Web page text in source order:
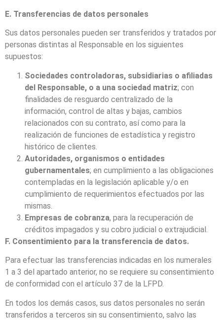
E. Transferencias de datos personales
Sus datos personales pueden ser transferidos y tratados por
personas distintas al Responsable en los siguientes
supuestos:
Sociedades controladoras, subsidiarias o afiliadas
del Responsable, o a una sociedad matriz; con
finalidades de resguardo centralizado de la
información, control de altas y bajas, cambios
relacionados con su contrato, así como para la
realización de funciones de estadística y registro
histórico de clientes.
Autoridades, organismos o entidades
gubernamentales; en cumplimiento a las obligaciones
contempladas en la legislación aplicable y/o en
cumplimiento de requerimientos efectuados por las
mismas.
Empresas de cobranza, para la recuperación de
créditos impagados y su cobro judicial o extrajudicial.
F. Consentimiento para la transferencia de datos.
Para efectuar las transferencias indicadas en los numerales
1 a 3 del apartado anterior, no se requiere su consentimiento
de conformidad con el artículo 37 de la LFPD.
En todos los demás casos, sus datos personales no serán
transferidos a terceros sin su consentimiento, salvo las